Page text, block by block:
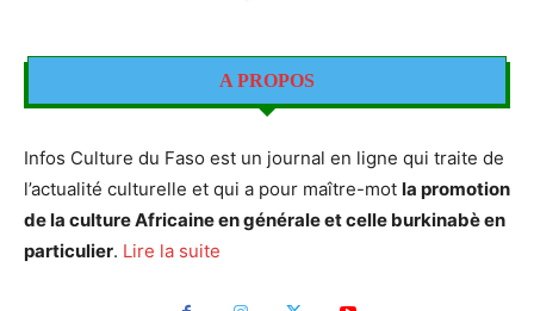
A PROPOS
Infos Culture du Faso est un journal en ligne qui traite de
l’actualité culturelle et qui a pour maître-mot la promotion
de la culture Africaine en générale et celle burkinabè en
particulier. Lire la suite